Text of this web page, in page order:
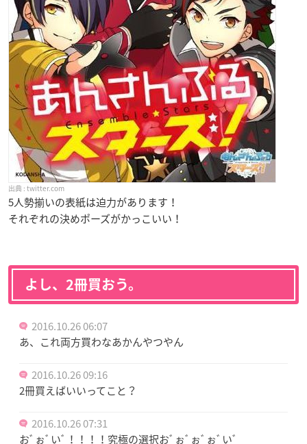
twitter.com
5人勢揃いの表紙は迫力があります！
それぞれの決めポーズがかっこいい！
よし、2冊買おう。
2016.10.26 06:07
あ、これ両方買わなあかんやつやん
2016.10.26 09:16
2冊買えばいいってこと？
2016.10.26 07:31
おﾞぉﾞいﾞ！！！！究極の選択おﾞぉﾞぉﾞぉﾞいﾞ